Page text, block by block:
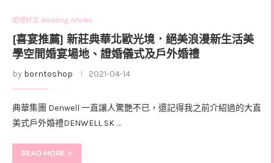
婚禮好文 Wedding Articles
[喜宴推薦] 新莊典華北歐光境．絕美浪漫新生活美
學空間婚宴場地、證婚儀式及戶外婚禮
by borntoshop 2021-04-14
典華集團 Denwell 一直讓人驚艷不已，還記得我之前介紹過的大直
美式戶外婚禮DENWELL SK …
READ MORE